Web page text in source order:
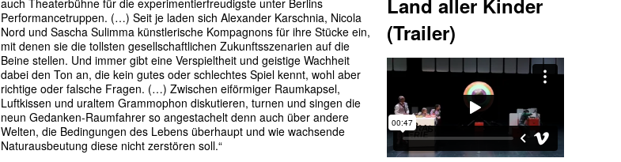
auch Theaterbühne für die experimentierfreudigste unter Berlins
Performancetruppen. (…) Seit je laden sich Alexander Karschnia, Nicola
Nord und Sascha Sulimma künstlerische Kompagnons für ihre Stücke ein,
mit denen sie die tollsten gesellschaftlichen Zukunftsszenarien auf die
Beine stellen. Und immer gibt eine Verspieltheit und geistige Wachheit
dabei den Ton an, die kein gutes oder schlechtes Spiel kennt, wohl aber
richtige oder falsche Fragen. (…) Zwischen eiförmiger Raumkapsel,
Luftkissen und uraltem Grammophon diskutieren, turnen und singen die
neun Gedanken-Raumfahrer so angestachelt denn auch über andere
Welten, die Bedingungen des Lebens überhaupt und wie wachsende
Naturausbeutung diese nicht zerstören soll.“
Land aller Kinder
(Trailer)